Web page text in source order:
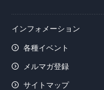
インフォメーション
各種イベント
メルマガ登録
サイトマップ